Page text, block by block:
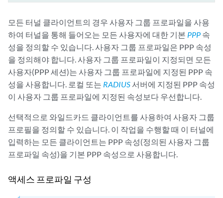
모든 터널 클라이언트의 경우 사용자 그룹 프로파일을 사용
하여 터널을 통해 들어오는 모든 사용자에 대한 기본 PPP 속
성을 정의할 수 있습니다. 사용자 그룹 프로파일은 PPP 속성
을 정의해야 합니다. 사용자 그룹 프로파일이 지정되면 모든
사용자(PPP 세션)는 사용자 그룹 프로파일에 지정된 PPP 속
성을 사용합니다. 로컬 또는 RADIUS 서버에 지정된 PPP 속성
이 사용자 그룹 프로파일에 지정된 속성보다 우선합니다.
선택적으로 와일드카드 클라이언트를 사용하여 사용자 그룹
프로필을 정의할 수 있습니다. 이 작업을 수행할 때 이 터널에
입력하는 모든 클라이언트는 PPP 속성(정의된 사용자 그룹
프로파일 속성)을 기본 PPP 속성으로 사용합니다.
액세스 프로파일 구성